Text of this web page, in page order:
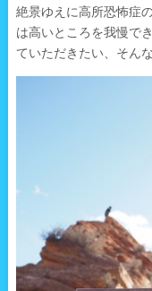
絶景ゆえに高所恐怖症
は高いところを我慢で
ていただきたい、そん